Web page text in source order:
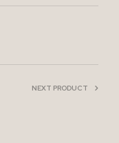
NEXT PRODUCT